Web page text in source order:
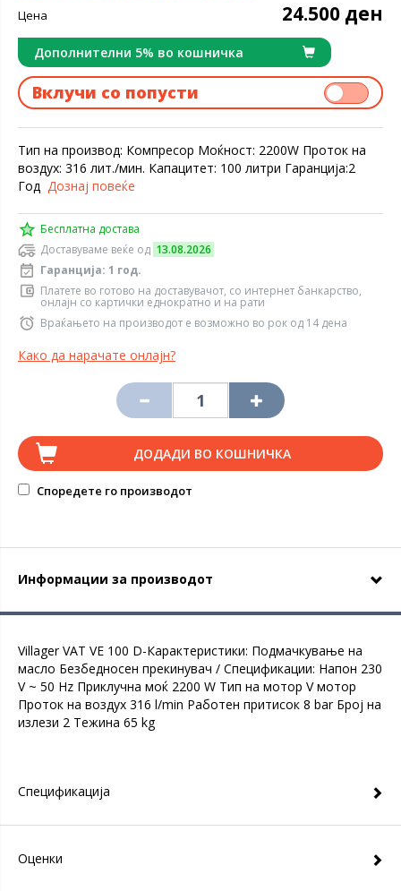
Цена 24.500 ден
Дополнителни 5% во кошничка
Вклучи со попусти
Тип на производ: Компресор Моќност: 2200W Проток на
воздух: 316 лит./мин. Капацитет: 100 литри Гаранција:2
Год Дознај повеќе
Бесплатна достава
Доставуваме веќе од 13.08.2026
Гаранција: 1 год.
Платете во готово на доставувачот, со интернет банкарство,
онлајн со картички еднократно и на рати
Враќањето на производот е возможно во рок од 14 дена
Како да нарачате онлајн?
ДОДАДИ ВО КОШНИЧКА
Споредете го производот
Информации за производот
Villager VAT VE 100 D-Карактеристики: Подмачкување на
масло Безбедносен прекинувач / Спецификации: Напон 230
V ~ 50 Hz Приклучна моќ 2200 W Тип на мотор V мотор
Проток на воздух 316 l/min Работен притисок 8 bar Број на
излези 2 Тежина 65 kg
Спецификација
Оценки